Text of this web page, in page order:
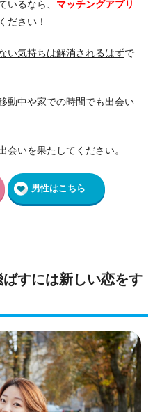
いるなら、 マッチングアプリ
ださい！
い気持ちは解消されるはずで
動中や家での時間でも出会い
会いを果たしてください。
男性はこちら
すには新しい恋をす